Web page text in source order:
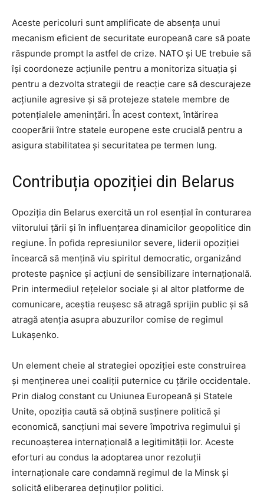
Aceste pericoluri sunt amplificate de absența unui
mecanism eficient de securitate europeană care să poate
răspunde prompt la astfel de crize. NATO și UE trebuie să
își coordoneze acțiunile pentru a monitoriza situația și
pentru a dezvolta strategii de reacție care să descurajeze
acțiunile agresive și să protejeze statele membre de
potențialele amenințări. În acest context, întărirea
cooperării între statele europene este crucială pentru a
asigura stabilitatea și securitatea pe termen lung.
Contribuția opoziției din Belarus
Opoziția din Belarus exercită un rol esențial în conturarea
viitorului țării și în influențarea dinamicilor geopolitice din
regiune. În pofida represiunilor severe, liderii opoziției
încearcă să mențină viu spiritul democratic, organizând
proteste pașnice și acțiuni de sensibilizare internațională.
Prin intermediul rețelelor sociale și al altor platforme de
comunicare, aceștia reușesc să atragă sprijin public și să
atragă atenția asupra abuzurilor comise de regimul
Lukașenko.
Un element cheie al strategiei opoziției este construirea
și menținerea unei coaliții puternice cu țările occidentale.
Prin dialog constant cu Uniunea Europeană și Statele
Unite, opoziția caută să obțină susținere politică și
economică, sancțiuni mai severe împotriva regimului și
recunoașterea internațională a legitimității lor. Aceste
eforturi au condus la adoptarea unor rezoluții
internaționale care condamnă regimul de la Minsk și
solicită eliberarea deținuților politici.